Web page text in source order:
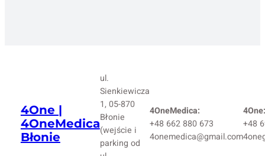
4One |
4OneMedica
Błonie
ul.
Sienkiewicza
1, 05-870
Błonie
(wejście i
parking od
4OneMedica:
+48 662 880 673
4onemedica@gmail.com
4One:
+48